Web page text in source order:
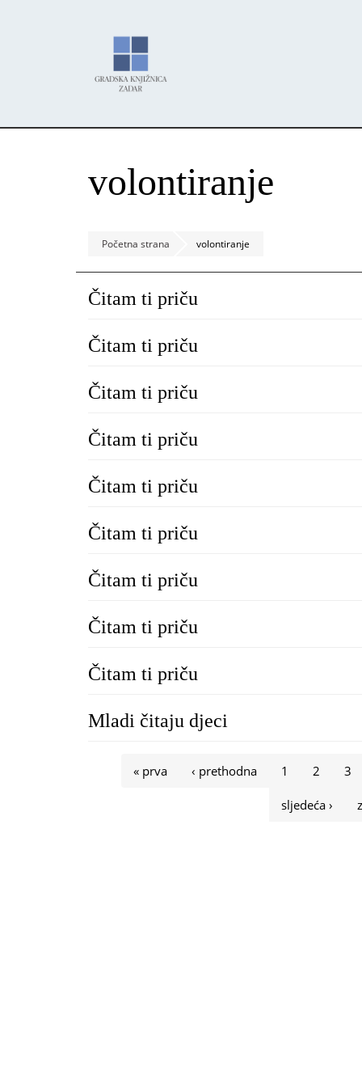
volontiranje
Početna strana volontiranje
Čitam ti priču
Čitam ti priču
Čitam ti priču
Čitam ti priču
Čitam ti priču
Čitam ti priču
Čitam ti priču
Čitam ti priču
Čitam ti priču
Mladi čitaju djeci
Stranice
« prva ‹ prethodna 1 2 3
sljedeća ›